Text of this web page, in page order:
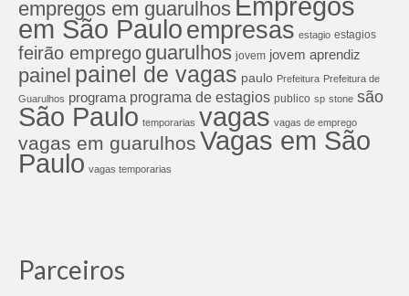
empregos em guarulhos Empregos
em São Pauloempresas estagio estagios
feirão emprego guarulhos jovem jovem aprendiz
painel painel de vagas paulo Prefeitura Prefeitura de
Guarulhos programa programa de estagios publico sp stone são
São Paulo temporarias vagas vagas de emprego
vagas em guarulhos Vagas em São
Paulo vagas temporarias
Parceiros